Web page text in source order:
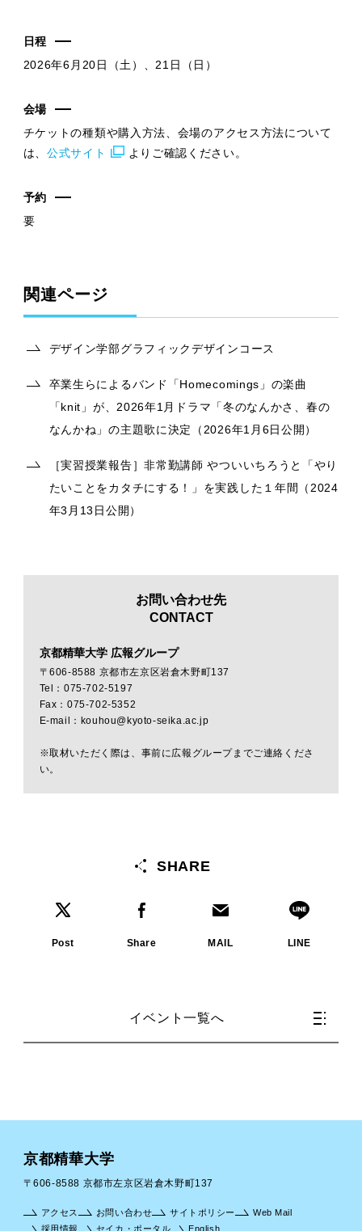
日程
2026年6月20日（土）、21日（日）
会場
チケットの種類や購入方法、会場のアクセス方法について
は、公式サイト よりご確認ください。
予約
要
関連ページ
デザイン学部グラフィックデザインコース
卒業生らによるバンド「Homecomings」の楽曲
「knit」が、2026年1月ドラマ「冬のなんかさ、春の
なんかね」の主題歌に決定（2026年1月6日公開）
［実習授業報告］非常勤講師 やついいちろうと「やり
たいことをカタチにする！」を実践した１年間（2024
年3月13日公開）
お問い合わせ先
CONTACT
京都精華大学 広報グループ
〒606-8588 京都市左京区岩倉木野町137
Tel：075-702-5197
Fax：075-702-5352
E-mail：kouhou@kyoto-seika.ac.jp
※取材いただく際は、事前に広報グループまでご連絡くださ
い。
SHARE
Post Share MAIL LINE
イベント一覧へ
京都精華大学
〒606-8588 京都市左京区岩倉木野町137
アクセス お問い合わせ サイトポリシー
Web Mail
採用情報
セイカ・ポータル English